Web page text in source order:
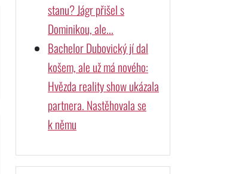
stanu? Jágr přišel s
Dominikou, ale...
Bachelor Dubovický jí dal
košem, ale už má nového:
Hvězda reality show ukázala
partnera. Nastěhovala se
k němu